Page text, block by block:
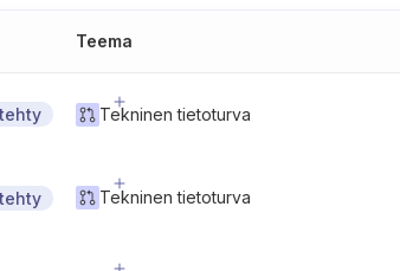
Teema
Tekninen tietoturva
Tekninen tietoturva